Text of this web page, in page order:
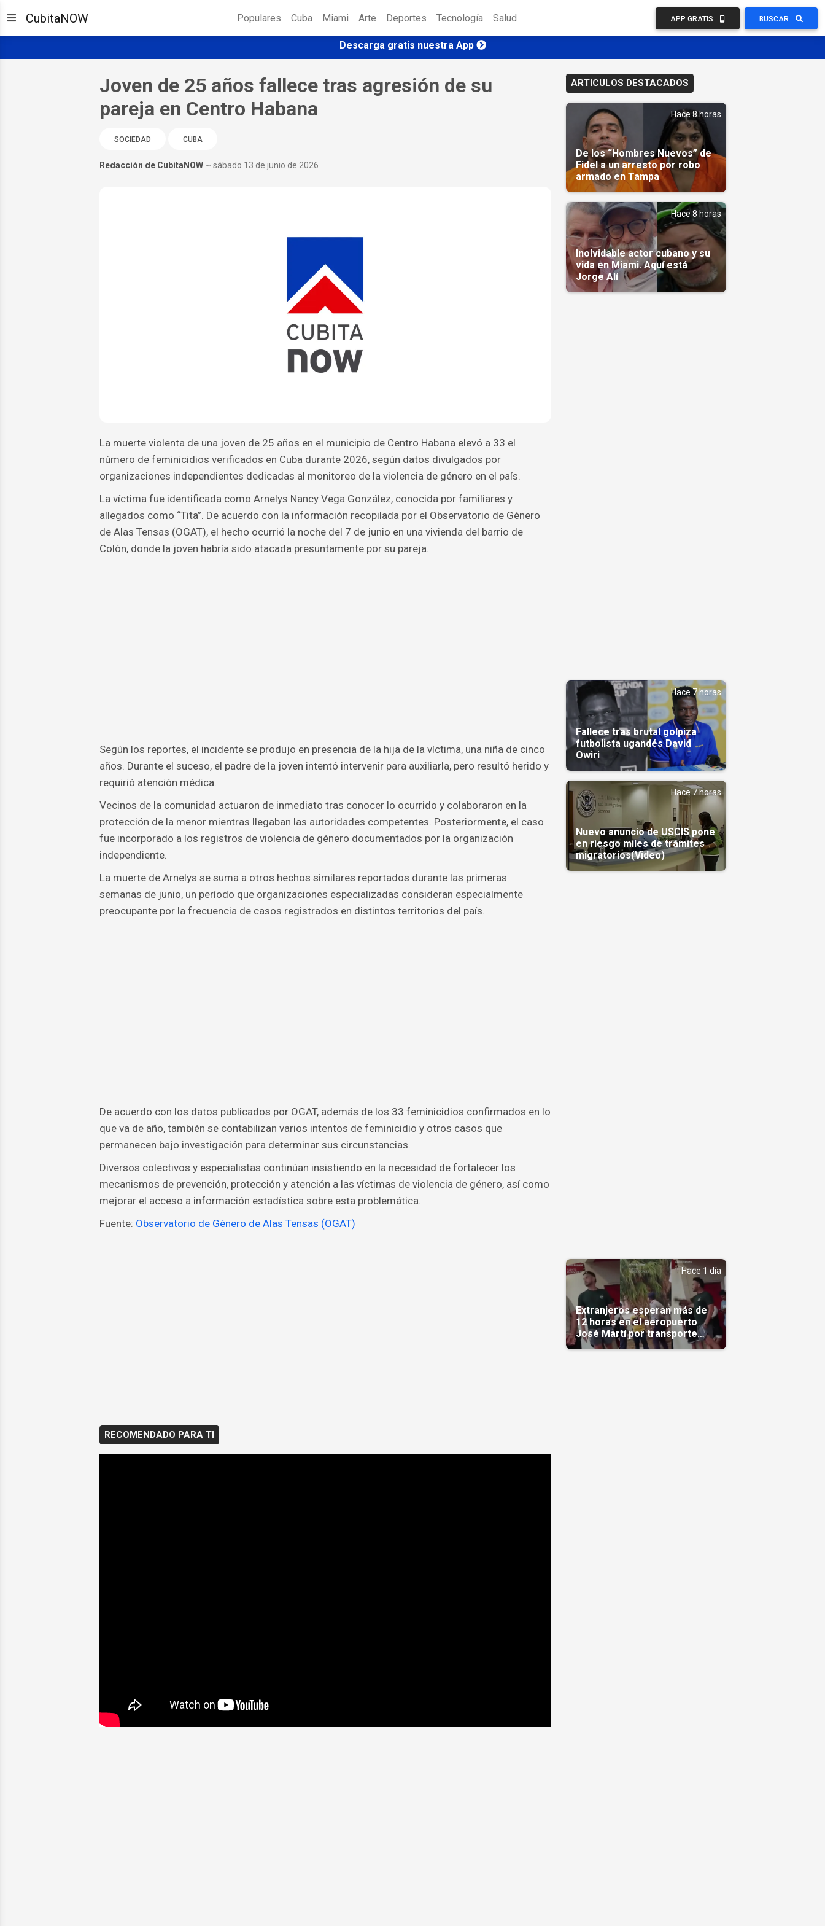
CubitaNOW Populares Cuba Miami Arte Deportes Tecnología Salud APP GRATIS BUSCAR
Descarga gratis nuestra App
Joven de 25 años fallece tras agresión de su
pareja en Centro Habana
SOCIEDAD CUBA
Redacción de CubitaNOW ~ sábado 13 de junio de 2026
La muerte violenta de una joven de 25 años en el municipio de Centro Habana elevó a 33 el
número de feminicidios verificados en Cuba durante 2026, según datos divulgados por
organizaciones independientes dedicadas al monitoreo de la violencia de género en el país.
La víctima fue identificada como Arnelys Nancy Vega González, conocida por familiares y
allegados como “Tita”. De acuerdo con la información recopilada por el Observatorio de Género
de Alas Tensas (OGAT), el hecho ocurrió la noche del 7 de junio en una vivienda del barrio de
Colón, donde la joven habría sido atacada presuntamente por su pareja.
Según los reportes, el incidente se produjo en presencia de la hija de la víctima, una niña de cinco
años. Durante el suceso, el padre de la joven intentó intervenir para auxiliarla, pero resultó herido y
requirió atención médica.
Vecinos de la comunidad actuaron de inmediato tras conocer lo ocurrido y colaboraron en la
protección de la menor mientras llegaban las autoridades competentes. Posteriormente, el caso
fue incorporado a los registros de violencia de género documentados por la organización
independiente.
La muerte de Arnelys se suma a otros hechos similares reportados durante las primeras
semanas de junio, un período que organizaciones especializadas consideran especialmente
preocupante por la frecuencia de casos registrados en distintos territorios del país.
De acuerdo con los datos publicados por OGAT, además de los 33 feminicidios confirmados en lo
que va de año, también se contabilizan varios intentos de feminicidio y otros casos que
permanecen bajo investigación para determinar sus circunstancias.
Diversos colectivos y especialistas continúan insistiendo en la necesidad de fortalecer los
mecanismos de prevención, protección y atención a las víctimas de violencia de género, así como
mejorar el acceso a información estadística sobre esta problemática.
Fuente: Observatorio de Género de Alas Tensas (OGAT)
RECOMENDADO PARA TI
ARTICULOS DESTACADOS
Hace 8 horas
De los “Hombres Nuevos” de
Fidel a un arresto por robo
armado en Tampa
Hace 8 horas
Inolvidable actor cubano y su
vida en Miami. Aquí está
Jorge Alí
Hace 7 horas
Fallece tras brutal golpiza
futbolista ugandés David
Owiri
Hace 7 horas
Nuevo anuncio de USCIS pone
en riesgo miles de trámites
migratorios(Video)
Hace 1 día
Extranjeros esperan más de
12 horas en el aeropuerto
José Martí por transporte
reservado semanas